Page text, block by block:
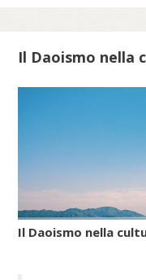
Il Daoismo nella
Il Daoismo nella